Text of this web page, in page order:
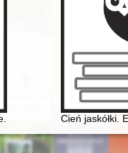
History, theory, practice
Cień jaskółki.